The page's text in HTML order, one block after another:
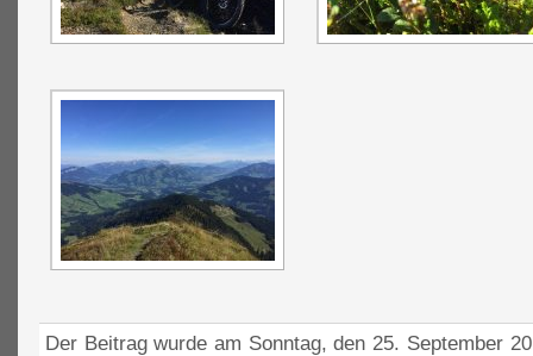
Der Beitrag wurde am Sonntag, den 25. September